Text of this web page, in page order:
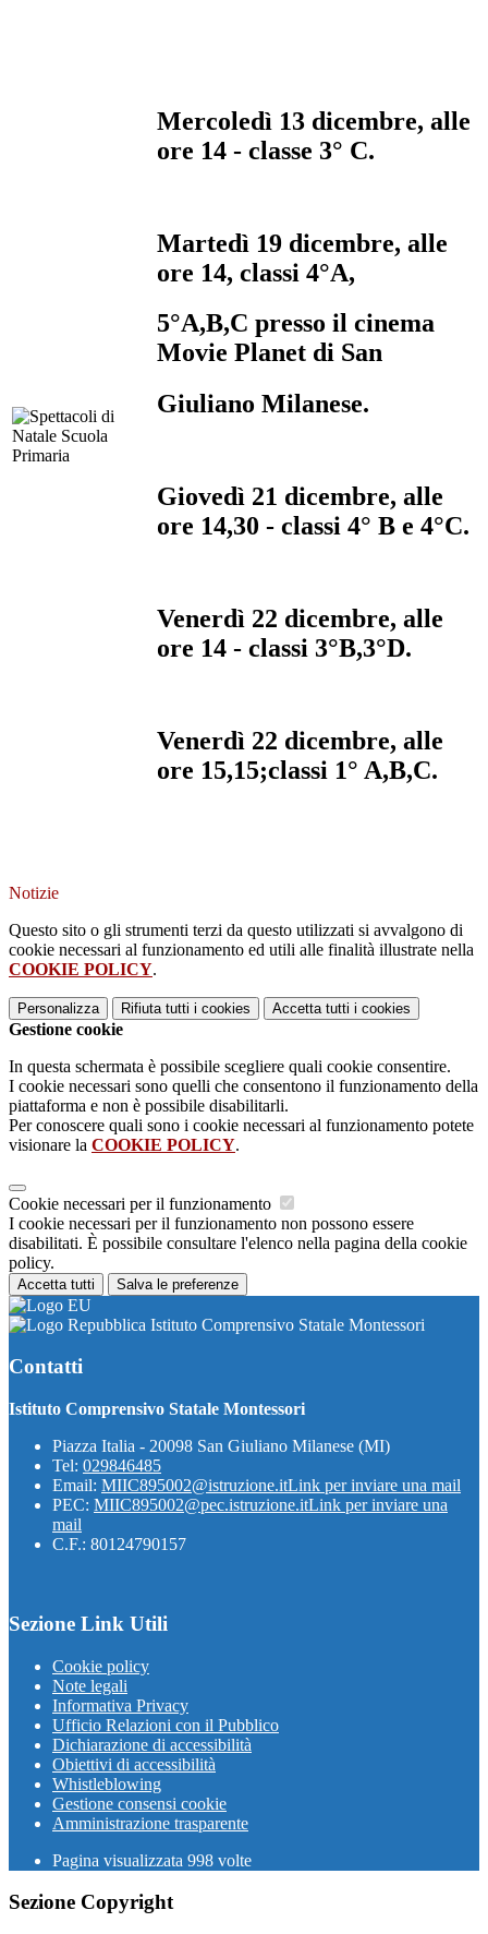
Mercoledì 13 dicembre, alle
ore 14 - classe 3° C.
Martedì 19 dicembre, alle
ore 14, classi 4°A,
5°A,B,C presso il cinema
Movie Planet di San
Giuliano Milanese.
Giovedì 21 dicembre, alle
ore 14,30 - classi 4° B e 4°C.
Venerdì 22 dicembre, alle
ore 14 - classi 3°B,3°D.
Venerdì 22 dicembre, alle
ore 15,15;classi 1° A,B,C.
Notizie
Questo sito o gli strumenti terzi da questo utilizzati si avvalgono di
cookie necessari al funzionamento ed utili alle finalità illustrate nella
COOKIE POLICY.
Personalizza Rifiuta tutti i cookies Accetta tutti i cookies
Gestione cookie
In questa schermata è possibile scegliere quali cookie consentire.
I cookie necessari sono quelli che consentono il funzionamento della
piattaforma e non è possibile disabilitarli.
Per conoscere quali sono i cookie necessari al funzionamento potete
visionare la COOKIE POLICY.
Cookie necessari per il funzionamento
I cookie necessari per il funzionamento non possono essere
disabilitati. È possibile consultare l'elenco nella pagina della cookie
policy.
Accetta tutti Salva le preferenze
Istituto Comprensivo Statale Montessori
Contatti
Istituto Comprensivo Statale Montessori
Piazza Italia - 20098 San Giuliano Milanese (MI)
Tel: 029846485
Email: MIIC895002@istruzione.itLink per inviare una mail
PEC: MIIC895002@pec.istruzione.itLink per inviare una
mail
C.F.: 80124790157
Sezione Link Utili
Cookie policy
Note legali
Informativa Privacy
Ufficio Relazioni con il Pubblico
Dichiarazione di accessibilità
Obiettivi di accessibilità
Whistleblowing
Gestione consensi cookie
Amministrazione trasparente
Pagina visualizzata 998 volte
Sezione Copyright